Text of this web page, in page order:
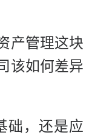
产管理这块
该如何差异
础，还是应